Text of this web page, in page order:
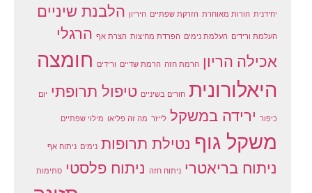
יחידנית הורות מאוחרת הזרקת שפתיים היריון הלבנת שיניים
העלמת ורידים העלמת נימים הפרדת מחיצות הצרת אף הרגלי
אכילה הריון הרמת חזה הרמת שדיים ורידים
חומצה
היאלורונית חורים בשיניים טיפול תרופתי יום
כיפור ירידה במשקל לייזר מה זה פליאו מילוי שפתיים
משקל גוף נטילת תרופות נימים ניתוח אף
ניתוח בריאטרי ניתוח חזה ניתוח פלסטי סתימות